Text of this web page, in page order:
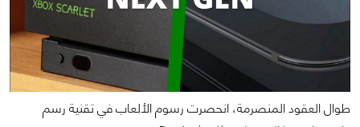
طوال العقود المنصرمة، انحصرت رسوم الألعاب في تقنية رسم